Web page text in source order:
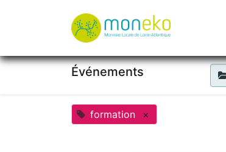
Événements
formation ×